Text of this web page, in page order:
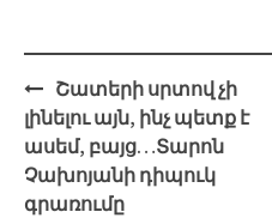
Post
navigation
Շատերի սրտով չի
լինելու այն, ինչ պետք է
ասեմ, բայց…Տարոն
Չախոյանի դիպուկ
գրառումը